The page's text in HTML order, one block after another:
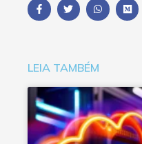
LEIA TAMBÉM